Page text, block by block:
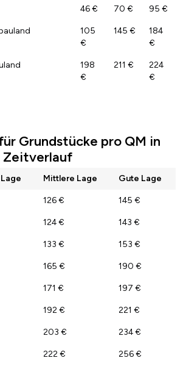
46 € 70 € 95 €
105
€
145 €
184
€
198
€
211 €
224
€
Grundstücke pro QM in
Zeitverlauf
Mittlere Lage Gute Lage
126 € 145 €
124 € 143 €
133 € 153 €
165 € 190 €
171 € 197 €
192 € 221 €
203 € 234 €
222 € 256 €